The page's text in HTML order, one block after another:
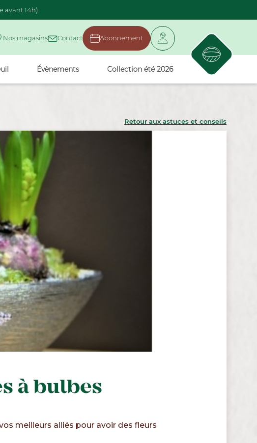
avant 14h)
Nos magasins Contact Abonnement
Évènements Collection été 2026
Retour aux astuces et conseils
à bulbes
meilleurs alliés pour avoir des fleurs